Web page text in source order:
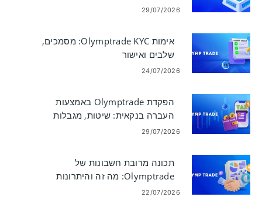
Skrill
29/07/2026
אימות Olymptrade KYC: מסמכים,
שלבים ואישור
24/07/2026
הפקדת Olymptrade באמצעות
העברה בנקאית: שיטות, מגבלות
וזמנים
29/07/2026
תכונה מרובת חשבונות של
Olymptrade: מה זה והיתרונות
העיקריים
22/07/2026